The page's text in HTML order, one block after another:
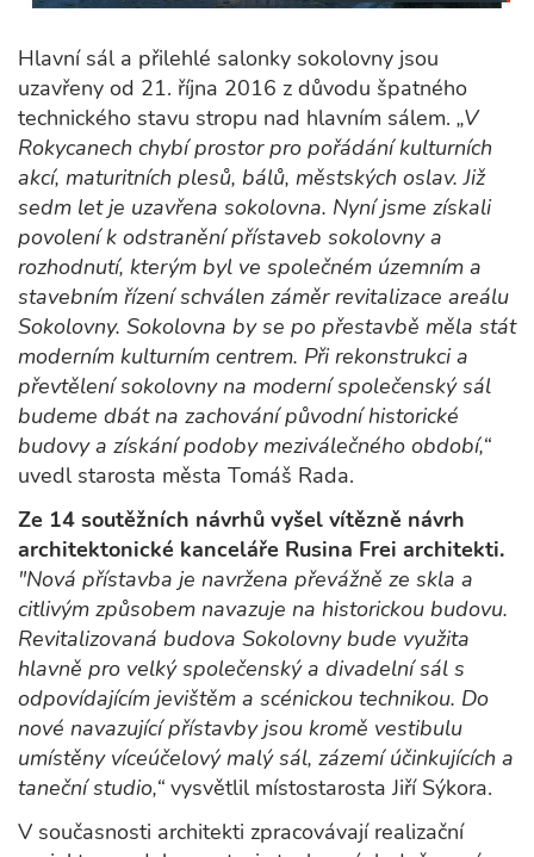
Hlavní sál a přilehlé salonky sokolovny jsou
uzavřeny od 21. října 2016 z důvodu špatného
technického stavu stropu nad hlavním sálem. „V
Rokycanech chybí prostor pro pořádání kulturních
akcí, maturitních plesů, bálů, městských oslav. Již
sedm let je uzavřena sokolovna. Nyní jsme získali
povolení k odstranění přístaveb sokolovny a
rozhodnutí, kterým byl ve společném územním a
stavebním řízení schválen záměr revitalizace areálu
Sokolovny. Sokolovna by se po přestavbě měla stát
moderním kulturním centrem. Při rekonstrukci a
převtělení sokolovny na moderní společenský sál
budeme dbát na zachování původní historické
budovy a získání podoby meziválečného období,“
uvedl starosta města Tomáš Rada.
Ze 14 soutěžních návrhů vyšel vítězně návrh
architektonické kanceláře Rusina Frei architekti.
"Nová přístavba je navržena převážně ze skla a
citlivým způsobem navazuje na historickou budovu.
Revitalizovaná budova Sokolovny bude využita
hlavně pro velký společenský a divadelní sál s
odpovídajícím jevištěm a scénickou technikou. Do
nové navazující přístavby jsou kromě vestibulu
umístěny víceúčelový malý sál, zázemí účinkujících a
taneční studio,“ vysvětlil místostarosta Jiří Sýkora.
V současnosti architekti zpracovávají realizační